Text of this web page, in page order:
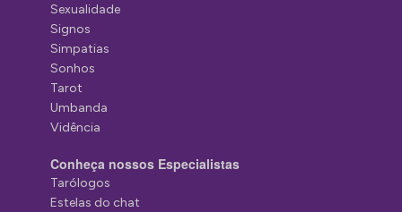
Sexualidade
Signos
Simpatias
Sonhos
Tarot
Umbanda
Vidência
Conheça nossos Especialistas
Tarólogos
Estelas do chat